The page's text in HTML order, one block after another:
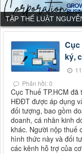
TẬP THỂ LUẬT
Cục
ký,
Phản hồi: 0
Cục Thuế TP.HCM
HĐĐT được áp dụng
đối tượng, bao gồm
doanh, cá nhân kinh
khác. Người nộp thuế
hình thức này và đối
các kênh hỗ trợ của